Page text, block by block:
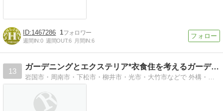
1467286 1
週間IN:0 週間OUT:6 月間IN:6
13
ガーデニングとエクステリア*衣食住を考えるガーデンセラピー
岩国市・周南市・下松市・柳井市・光市・大竹市などで 外構・エクステリア・お庭の設計施工をしています。図面のみを希望されている方にもご利用いただけます。